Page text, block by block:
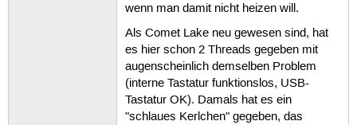
wenn man damit nicht heizen will.
Als Comet Lake neu gewesen sind, hat
es hier schon 2 Threads gegeben mit
augenscheinlich demselben Problem
(interne Tastatur funktionslos, USB-
Tastatur OK). Damals hat es ein
"schlaues Kerlchen" gegeben, das